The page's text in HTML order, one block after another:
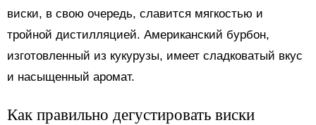
виски, в свою очередь, славится мягкостью и
тройной дистилляцией. Американский бурбон,
изготовленный из кукурузы, имеет сладковатый вкус
и насыщенный аромат.
Как правильно дегустировать виски